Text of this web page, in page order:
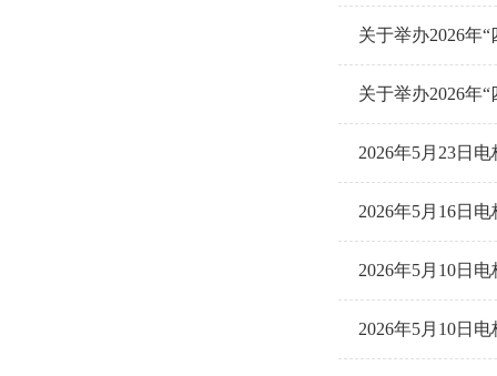
关于举办2026年
关于举办2026年
2026年5月23日
2026年5月16日
2026年5月10日
2026年5月10日